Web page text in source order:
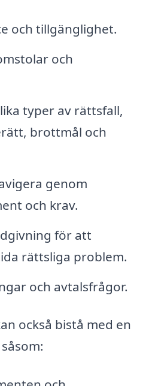
och tillgänglighet.
och
typer av rättsfall,
brottmål och
genom
och krav.
för att
rättsliga problem.
och avtalsfrågor.
också bistå med en